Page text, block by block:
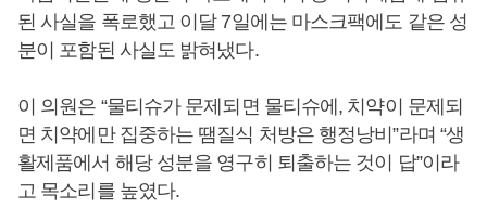
된 사실을 폭로했고 이달 7일에는 마스크팩에도 같은 성
분이 포함된 사실도 밝혀냈다.
이 의원은 “물티슈가 문제되면 물티슈에, 치약이 문제되
면 치약에만 집중하는 땜질식 처방은 행정낭비”라며 “생
활제품에서 해당 성분을 영구히 퇴출하는 것이 답”이라
고 목소리를 높였다.